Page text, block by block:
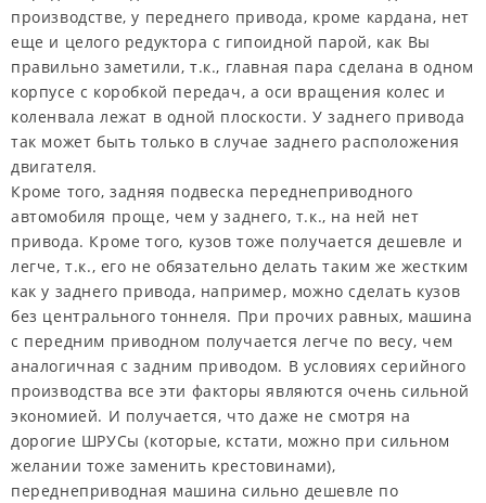
производстве, у переднего привода, кроме кардана, нет
еще и целого редуктора с гипоидной парой, как Вы
правильно заметили, т.к., главная пара сделана в одном
корпусе с коробкой передач, а оси вращения колес и
коленвала лежат в одной плоскости. У заднего привода
так может быть только в случае заднего расположения
двигателя.
Кроме того, задняя подвеска переднеприводного
автомобиля проще, чем у заднего, т.к., на ней нет
привода. Кроме того, кузов тоже получается дешевле и
легче, т.к., его не обязательно делать таким же жестким
как у заднего привода, например, можно сделать кузов
без центрального тоннеля. При прочих равных, машина
с передним приводном получается легче по весу, чем
аналогичная с задним приводом. В условиях серийного
производства все эти факторы являются очень сильной
экономией. И получается, что даже не смотря на
дорогие ШРУСы (которые, кстати, можно при сильном
желании тоже заменить крестовинами),
переднеприводная машина сильно дешевле по